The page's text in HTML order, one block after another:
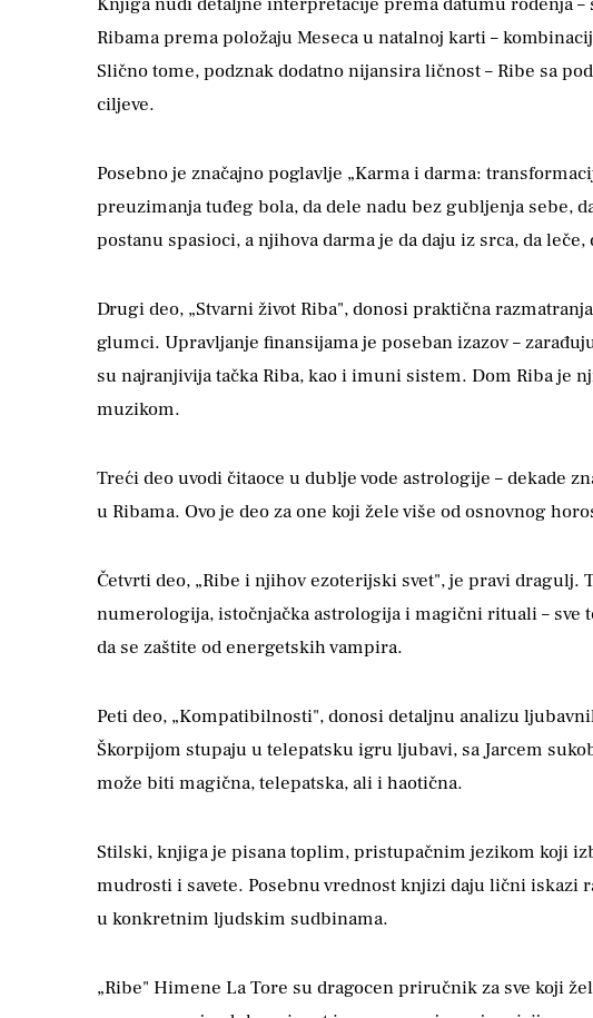
Ribama prema položaju Meseca u natalnoj karti –
Slično tome, podznak dodatno nijansira ličnost – Ribe sa
ciljeve.
Posebno je značajno poglavlje „Karma i darma:
preuzimanja tuđeg bola, da dele nadu bez gubljenja sebe,
postanu spasioci, a njihova darma je da daju iz srca, da
Drugi deo, „Stvarni život Riba", donosi praktična
glumci. Upravljanje finansijama je poseban izazov –
su najranjivija tačka Riba, kao i imuni sistem. Dom Riba je
muzikom.
Treći deo uvodi čitaoce u dublje vode astrologije – dekade
u Ribama. Ovo je deo za one koji žele više od osnovnog
Četvrti deo, „Ribe i njihov ezoterijski svet", je pravi
numerologija, istočnjačka astrologija i magični rituali – sve
da se zaštite od energetskih vampira.
Peti deo, „Kompatibilnosti", donosi detaljnu analizu
Škorpijom stupaju u telepatsku igru ljubavi, sa Jarcem
može biti magična, telepatska, ali i haotična.
Stilski, knjiga je pisana toplim, pristupačnim jezikom koji
mudrosti i savete. Posebnu vrednost knjizi daju lični iskazi
u konkretnim ljudskim sudbinama.
„Ribe" Himene La Tore su dragocen priručnik za sve koji